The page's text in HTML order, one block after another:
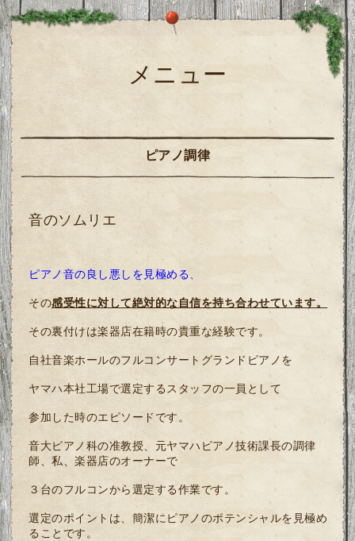
メニュー
ピアノ調律
音のソムリエ
ピアノ音の良し悪しを見極める、
その感受性に対して絶対的な自信を持ち合わせています。
その裏付けは楽器店在籍時の貴重な経験です。
自社音楽ホールのフルコンサートグランドピアノを
ヤマハ本社工場で選定するスタッフの一員として
参加した時のエピソードです。
音大ピアノ科の准教授、元ヤマハピアノ技術課長の調律
師、私、楽器店のオーナーで
３台のフルコンから選定する作業です。
選定のポイントは、簡潔にピアノのポテンシャルを見極め
ることです。